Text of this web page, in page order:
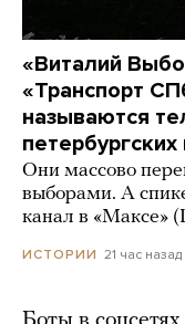
«Виталий
«Транспорт
называются
Они массово
выборами. А
канал в «Максе»
ИСТОРИИ 21 час назад